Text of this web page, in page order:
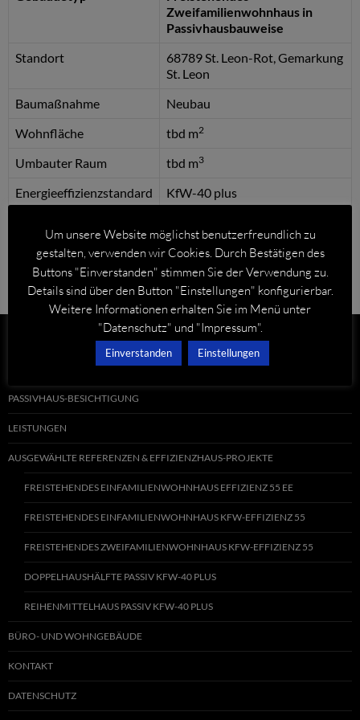
Zweifamilienwohnhaus in
Passivhausbauweise
Standort
68789 St. Leon-Rot, Gemarkung
St. Leon
Baumaßnahme
Neubau
Wohnfläche
tbd m2
Umbauter Raum tbd m3
Energieeffizienzstandard
KfW-40 plus
PASSIVHAUS-BESICHTIGUNG
LEISTUNGEN
AUSGEWÄHLTE REFERENZEN & EFFIZIENZHAUS-PROJEKTE
FREISTEHENDES EINFAMILIENWOHNHAUS EFFIZIENZ 55 EE
FREISTEHENDES EINFAMILIENWOHNHAUS KFW-EFFIZIENZ 55
FREISTEHENDES ZWEIFAMILIENWOHNHAUS KFW-EFFIZIENZ 55
DOPPELHAUSHÄLFTE PASSIV KFW-40 PLUS
REIHENMITTELHAUS PASSIV KFW-40 PLUS
BÜRO- UND WOHNGEBÄUDE
KONTAKT
DATENSCHUTZ
Um unsere Website möglichst benutzerfreundlich zu
gestalten, verwenden wir Cookies. Durch Bestätigen des
Buttons "Einverstanden" stimmen Sie der Verwendung zu.
Details sind über den Button "Einstellungen" konfigurierbar.
Weitere Informationen erhalten Sie im Menü unter
"Datenschutz" und "Impressum".
Einverstanden Einstellungen